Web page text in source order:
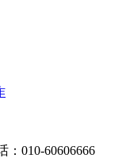
010-60606666